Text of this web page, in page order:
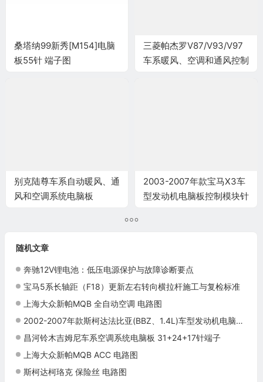
桑塔纳99新秀[M154]电脑
板55针 端子图
三菱帕杰罗V87/V93/V97
车系暖风、空调和通风控制
别克陆尊车系自动暖风、通
风和空调系统电脑板
2003-2007年款宝马X3车
型发动机电脑板控制模块针
随机文章
奔驰12V锂电池：低压电源保护与故障诊断要点
宝马5系长轴距（F18）更新左右转向横拉杆施工与复检标准
上海大众新帕MQB 全自动空调 电路图
2002-2007年款斯柯达法比亚(BBZ、1.4L)车型发动机电脑板控制模块针脚8+32+84+5针 端子图
昌河铃木吉姆尼车系空调系统电脑板 31+24+17针端子
上海大众新帕MQB ACC 电路图
斯柯达柯珞克 保险丝 电路图